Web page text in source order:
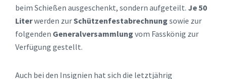
beim Schießen ausgeschenkt, sondern aufgeteilt. Je 50
Literwerden zurSchützenfestabrechnung sowie zur
folgenden Generalversammlung vom Fasskönig zur
Verfügung gestellt.
Auch bei den Insignien hat sich die letztjährig